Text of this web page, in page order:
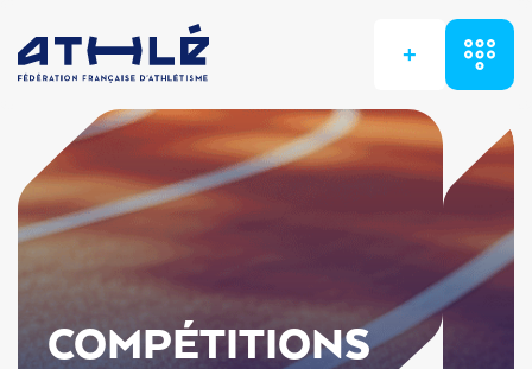
+
COMPÉTITIONS